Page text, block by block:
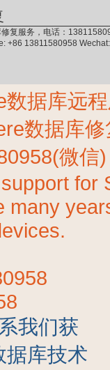
复服务，电话：
+86 13811580958
据库远
数据库
微信
for
many